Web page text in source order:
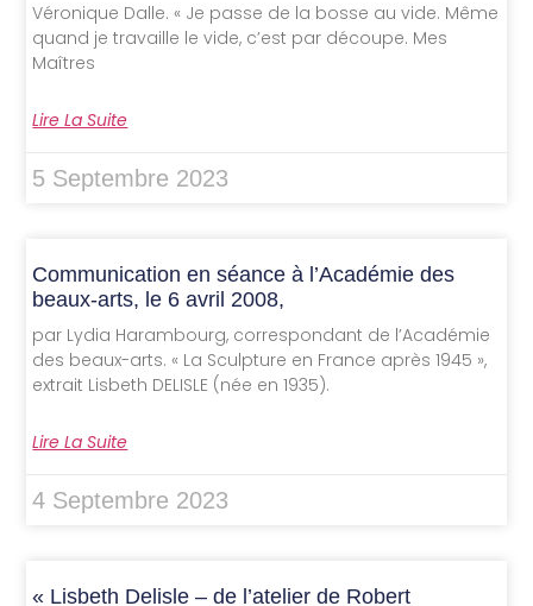
Véronique Dalle. « Je passe de la bosse au vide. Même
quand je travaille le vide, c’est par découpe. Mes
Maîtres
Lire La Suite
5 Septembre 2023
Communication en séance à l’Académie des
beaux-arts, le 6 avril 2008,
par Lydia Harambourg, correspondant de l’Académie
des beaux-arts. « La Sculpture en France après 1945 »,
extrait Lisbeth DELISLE (née en 1935).
Lire La Suite
4 Septembre 2023
« Lisbeth Delisle – de l’atelier de Robert